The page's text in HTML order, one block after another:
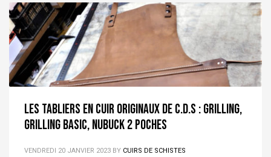
Les tabliers en cuir originaux de C.D.S : Grilling,
Grilling Basic, Nubuck 2 poches
VENDREDI 20 JANVIER 2023 BY CUIRS DE SCHISTES